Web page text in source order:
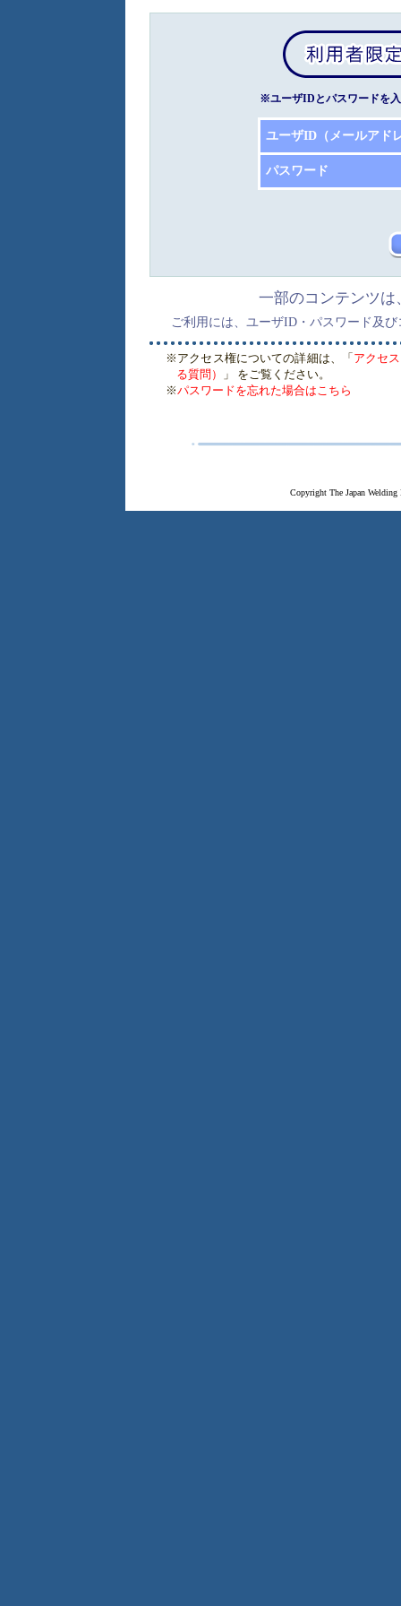
※ユーザIDとパスワードを
ユーザID（メールアド
パスワード
一部のコンテンツ
ご利用には、ユーザID・パスワード及
※アクセス権についての詳細は、「 アクセ
る質問）
」 をご覧ください。
※パスワードを忘れた場合はこちら
Copyright The Japan